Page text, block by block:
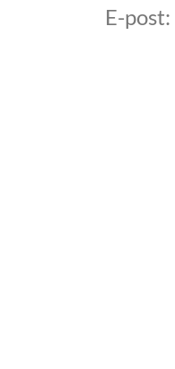
E-post: